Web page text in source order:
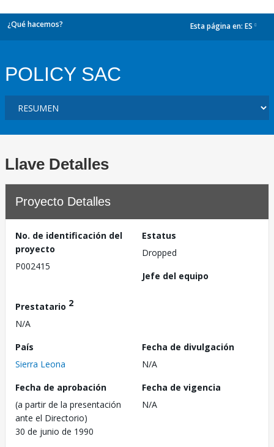
¿Qué hacemos? Esta página en: ES
POLICY SAC
Llave Detalles
Proyecto Detalles
No. de identificación del
proyecto
P002415
Estatus
Dropped
Jefe del equipo
Prestatario 2
N/A
País
Sierra Leona
Fecha de divulgación
N/A
Fecha de aprobación
(a partir de la presentación
ante el Directorio)
30 de junio de 1990
Fecha de vigencia
N/A